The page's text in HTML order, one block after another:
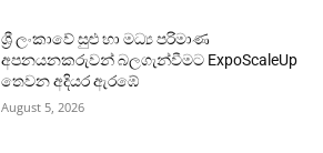
ශ්‍රී ලංකාවේ සුළු හා මධ්‍ය පරිමාණ
අපනයනකරුවන් බලගැන්වීමට ExpoScaleUp
තෙවන අදියර ඇරඹේ
August 5, 2026